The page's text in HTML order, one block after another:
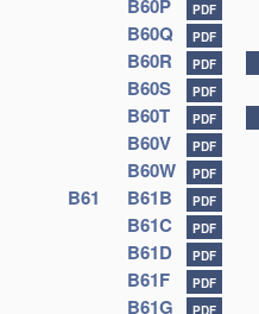
B60P PDF
B60Q PDF
B60R PDF
B60S PDF
B60T PDF
B60V PDF
B60W PDF
B61 B61B PDF
B61C PDF
B61D PDF
B61F PDF
B61G PDF